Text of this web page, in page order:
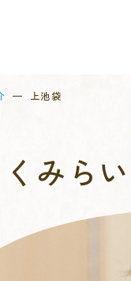
上池袋
みらい